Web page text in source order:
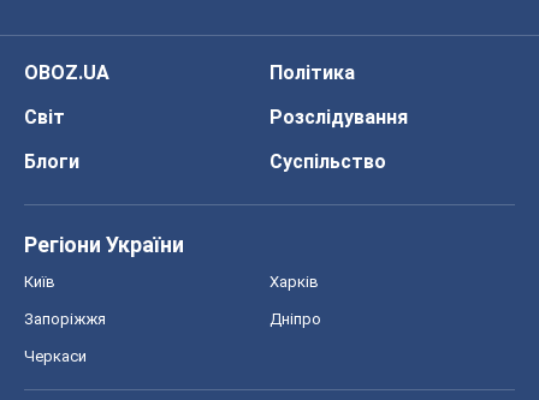
OBOZ.UA
Політика
Світ
Розслідування
Блоги
Суспільство
Регіони України
Київ Харків
Запоріжжя Дніпро
Черкаси